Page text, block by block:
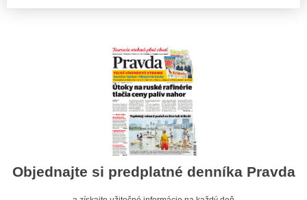
Objednajte si predplatné denníka Pravda